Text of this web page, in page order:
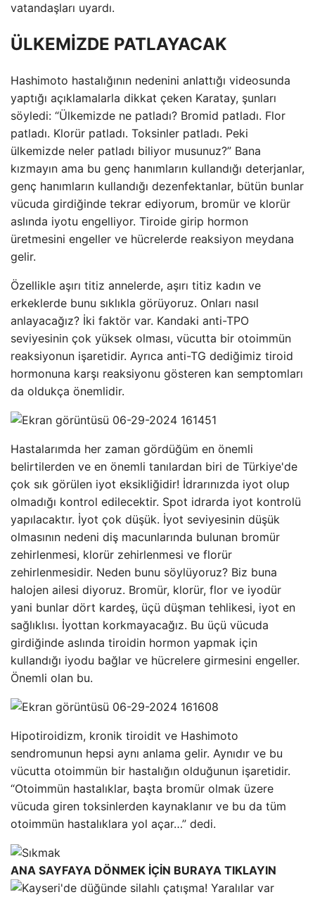
vatandaşları uyardı.
ÜLKEMİZDE PATLAYACAK
Hashimoto hastalığının nedenini anlattığı videosunda
yaptığı açıklamalarla dikkat çeken Karatay, şunları
söyledi: “Ülkemizde ne patladı? Bromid patladı. Flor
patladı. Klorür patladı. Toksinler patladı. Peki
ülkemizde neler patladı biliyor musunuz?” Bana
kızmayın ama bu genç hanımların kullandığı deterjanlar,
genç hanımların kullandığı dezenfektanlar, bütün bunlar
vücuda girdiğinde tekrar ediyorum, bromür ve klorür
aslında iyotu engelliyor. Tiroide girip hormon
üretmesini engeller ve hücrelerde reaksiyon meydana
gelir.
Özellikle aşırı titiz annelerde, aşırı titiz kadın ve
erkeklerde bunu sıklıkla görüyoruz. Onları nasıl
anlayacağız? İki faktör var. Kandaki anti-TPO
seviyesinin çok yüksek olması, vücutta bir otoimmün
reaksiyonun işaretidir. Ayrıca anti-TG dediğimiz tiroid
hormonuna karşı reaksiyonu gösteren kan semptomları
da oldukça önemlidir.
Hastalarımda her zaman gördüğüm en önemli
belirtilerden ve en önemli tanılardan biri de Türkiye'de
çok sık görülen iyot eksikliğidir! İdrarınızda iyot olup
olmadığı kontrol edilecektir. Spot idrarda iyot kontrolü
yapılacaktır. İyot çok düşük. İyot seviyesinin düşük
olmasının nedeni diş macunlarında bulunan bromür
zehirlenmesi, klorür zehirlenmesi ve florür
zehirlenmesidir. Neden bunu söylüyoruz? Biz buna
halojen ailesi diyoruz. Bromür, klorür, flor ve iyodür
yani bunlar dört kardeş, üçü düşman tehlikesi, iyot en
sağlıklısı. İyottan korkmayacağız. Bu üçü vücuda
girdiğinde aslında tiroidin hormon yapmak için
kullandığı iyodu bağlar ve hücrelere girmesini engeller.
Önemli olan bu.
Hipotiroidizm, kronik tiroidit ve Hashimoto
sendromunun hepsi aynı anlama gelir. Aynıdır ve bu
vücutta otoimmün bir hastalığın olduğunun işaretidir.
“Otoimmün hastalıklar, başta bromür olmak üzere
vücuda giren toksinlerden kaynaklanır ve bu da tüm
otoimmün hastalıklara yol açar…” dedi.
ANA SAYFAYA DÖNMEK İÇİN BURAYA TIKLAYIN